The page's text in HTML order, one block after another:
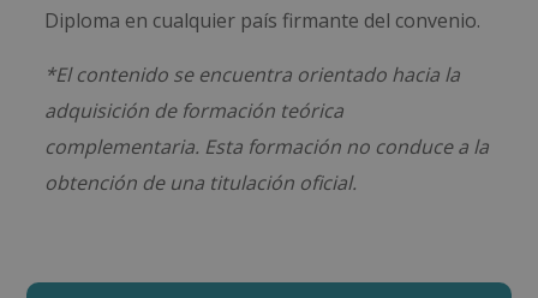
Diploma en cualquier país firmante del convenio.
*El contenido se encuentra orientado hacia la
adquisición de formación teórica
complementaria. Esta formación no conduce a la
obtención de una titulación oficial.